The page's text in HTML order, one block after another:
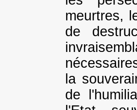
meurtres,
de
la
de